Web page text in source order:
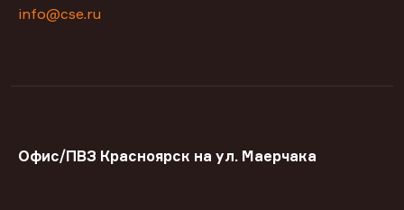
info@cse.ru
Офис/ПВЗ Красноярск на ул. Маерчака